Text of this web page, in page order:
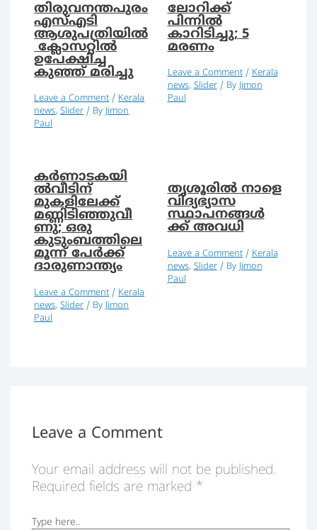
തിരുവനന്തപുരം
എസ്എടി
ആശുപത്രിയില്‍
ക്ലോസറ്റില്‍
ഉപേക്ഷിച്ച
കുഞ്ഞ് മരിച്ചു
Leave a Comment /Kerala
news,Slider/ ByJimon
Paul
ലോറിക്ക്
പിന്നില്‍
കാറിടിച്ചു; 5
മരണം
Leave a Comment /Kerala
news,Slider/ ByJimon
Paul
കര്‍ണാടകയി
ല്‍വീടിന്
മുകളിലേക്ക്
മണ്ണിടിഞ്ഞുവീ
ണു; ഒരു
കുടുംബത്തിലെ
മൂന്ന് പേര്‍ക്ക്
ദാരുണാന്ത്യം
Leave a Comment / Kerala
news,Slider / By Jimon
Paul
തൃശൂരിൽ നാളെ
വിദ്യഭ്യാസ
സ്ഥാപനങ്ങൾ
ക്ക് അവധി
Leave a Comment / Kerala
news, Slider/ By Jimon
Paul
Leave a Comment
Your email address will not be published.
Required fields are marked *
Type here..